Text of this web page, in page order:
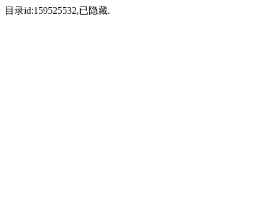
目录id:159525532,已隐藏.